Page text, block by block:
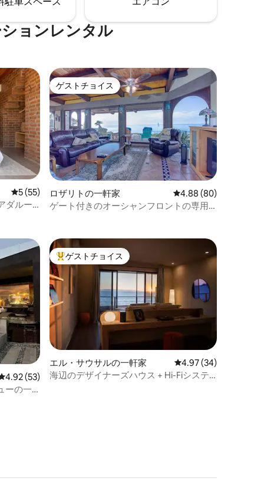
と、人
、干
ます。
しております。すべてリクエストに応じ
てご利用いただけます。
ョンレンタル
レビュー55件、5つ星中5つ星の平均評価
5 (55)
ダルー
ゲストチョイス
ゲストチョイス
ロザリトの一軒家 レビュー80件、5つ星
4.88 (80)
ゲート付きのオーシャンフロントの専用
ビュー53件、5つ星中4.92つ星の平均評価
4.92 (53)
ーの一
大好評のゲストチョイスです。
ゲストチョイス
エル・サウサルの一軒家 レビュー34件、5つ星
4.97 (34)
海辺のデザイナーズハウス + Hi-Fiシステ